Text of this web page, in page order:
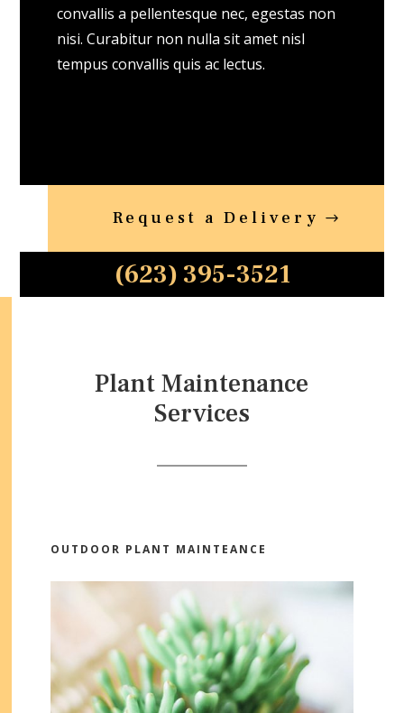
convallis a pellentesque nec, egestas non
nisi. Curabitur non nulla sit amet nisl
tempus convallis quis ac lectus.
Request a Delivery
(623) 395-3521
Plant Maintenance
Services
OUTDOOR PLANT MAINTEANCE